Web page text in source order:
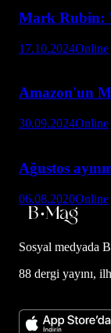
Mark Rubin:
17.10.2024Online
Amazon'un
30.09.2024Online
Ağustos
06.08.2020Online
Sosyal medyada
88 dergi yayını,